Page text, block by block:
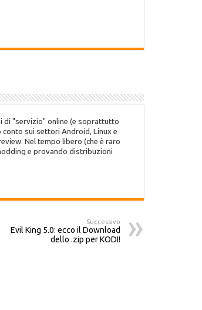
di "servizio" online (e soprattutto
conto sui settori Android, Linux e
Nel tempo libero (che è raro
e provando distribuzioni
Successivo
Evil King 5.0: ecco il Download
dello .zip per KODI!